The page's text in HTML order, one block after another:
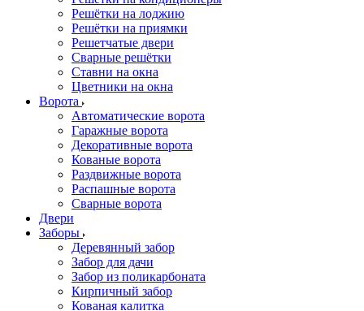
Решётки на лоджию
Решётки на приямки
Решетчатые двери
Сварные решётки
Ставни на окна
Цветники на окна
Ворота
Автоматические ворота
Гаражные ворота
Декоративные ворота
Кованые ворота
Раздвижные ворота
Распашные ворота
Сварные ворота
Двери
Заборы
Деревянный забор
Забор для дачи
Забор из поликарбоната
Кирпичный забор
Кованая калитка